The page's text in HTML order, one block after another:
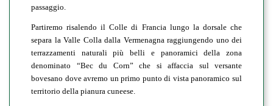
passaggio.
Partiremo risalendo il Colle di Francia lungo la dorsale che
separa la Valle Colla dalla Vermenagna raggiungendo uno dei
terrazzamenti naturali più belli e panoramici della zona
denominato “Bec du Corn” che si affaccia sul versante
bovesano dove avremo un primo punto di vista panoramico sul
territorio della pianura cuneese.